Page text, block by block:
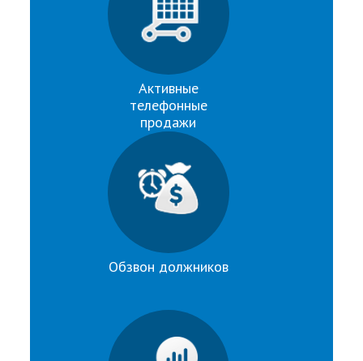
Активные
телефонные
продажи
Обзвон должников